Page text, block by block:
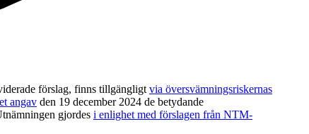
förslag, finns tillgängligt via översvämningsriskernas
angav den 19 december 2024 de betydande
gjordes i enlighet med förslagen från NTM-